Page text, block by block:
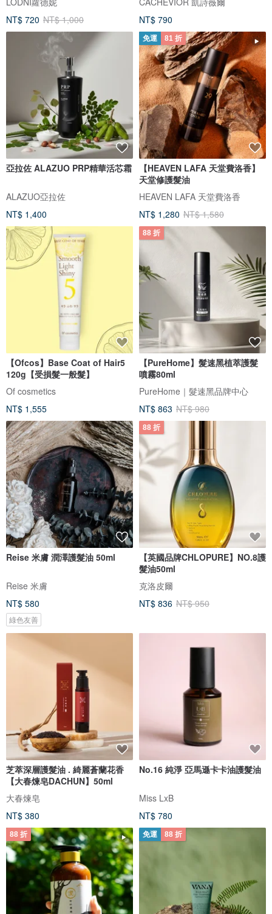
NT$ 720 NT$ 1,000
NT$ 790
亞拉佐 ALAZUO PRP精華活芯霜
ALAZUO亞拉佐
NT$ 1,400
免運 81 折
【HEAVEN LAFA 天堂費洛香】
天堂修護髮油
HEAVEN LAFA 天堂費洛香
NT$ 1,280 NT$ 1,580
【Ofcos】Base Coat of Hair5
120g【受損髮一般髮】
Of cosmetics
NT$ 1,555
88 折
【PureHome】髮速黑植萃護髮
噴霧80ml
PureHome｜髮速黑品牌中心
NT$ 863 NT$ 980
Reise 米膚 潤澤護髮油 50ml
Reise 米膚
NT$ 580
綠色友善
88 折
【英國品牌CHLOPURE】NO.8護
髮油50ml
克洛皮爾
NT$ 836 NT$ 950
芝萃深層護髮油 . 綺麗蒼蘭花香
【大春煉皂DACHUN】50ml
大春煉皂
NT$ 380
No.16 純淨 亞馬遜卡卡油護髮油
Miss LxB
NT$ 780
88 折 免運 88 折